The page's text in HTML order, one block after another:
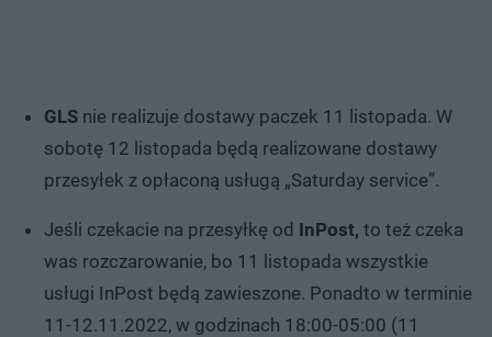
GLS nie realizuje dostawy paczek 11 listopada. W
sobotę 12 listopada będą realizowane dostawy
przesyłek z opłaconą usługą „Saturday service”.
Jeśli czekacie na przesyłkę od InPost, to też czeka
was rozczarowanie, bo 11 listopada wszystkie
usługi InPost będą zawieszone. Ponadto w terminie
11-12.11.2022, w godzinach 18:00-05:00 (11